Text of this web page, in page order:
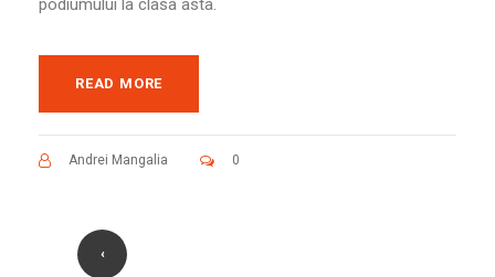
podiumului la clasa asta.
READ MORE
Andrei Mangalia 0
‹